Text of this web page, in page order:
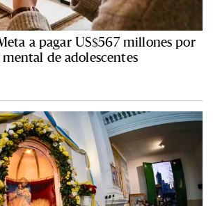
a pagar US$567 millones por
de adolescentes